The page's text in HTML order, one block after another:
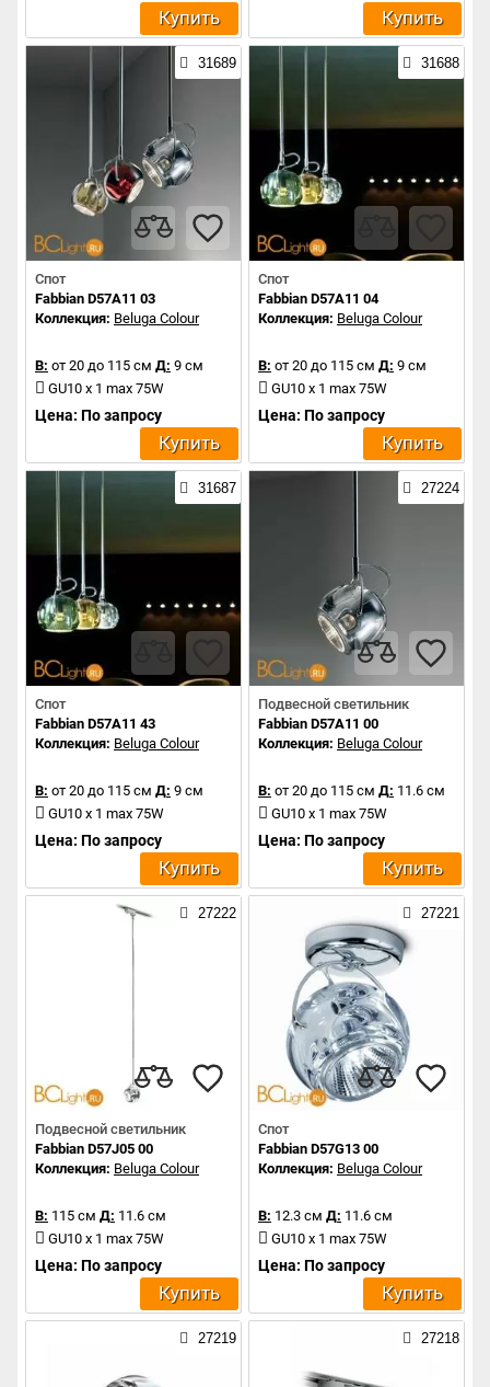
Купить Купить
31689
Спот
Fabbian D57A11 03
Коллекция: Beluga Colour
В: от 20 до 115 см Д: 9 см
GU10 x 1 max 75W
Цена: По запросу
Купить
31688
Спот
Fabbian D57A11 04
Коллекция: Beluga Colour
В: от 20 до 115 см Д: 9 см
GU10 x 1 max 75W
Цена: По запросу
Купить
31687
Спот
Fabbian D57A11 43
Коллекция: Beluga Colour
В: от 20 до 115 см Д: 9 см
GU10 x 1 max 75W
Цена: По запросу
Купить
27224
Подвесной светильник
Fabbian D57A11 00
Коллекция: Beluga Colour
В: от 20 до 115 см Д: 11.6 см
GU10 x 1 max 75W
Цена: По запросу
Купить
27222
Подвесной светильник
Fabbian D57J05 00
Коллекция: Beluga Colour
В: 115 см Д: 11.6 см
GU10 x 1 max 75W
Цена: По запросу
Купить
27221
Спот
Fabbian D57G13 00
Коллекция: Beluga Colour
В: 12.3 см Д: 11.6 см
GU10 x 1 max 75W
Цена: По запросу
Купить
27219 27218